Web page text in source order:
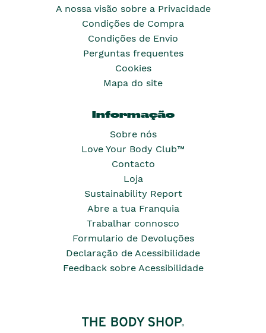
A nossa visão sobre a Privacidade
Condições de Compra
Condições de Envio
Perguntas frequentes
Cookies
Mapa do site
Informação
Sobre nós
Love Your Body Club™
Contacto
Loja
Sustainability Report
Abre a tua Franquia
Trabalhar connosco
Formulario de Devoluções
Declaração de Acessibilidade
Feedback sobre Acessibilidade